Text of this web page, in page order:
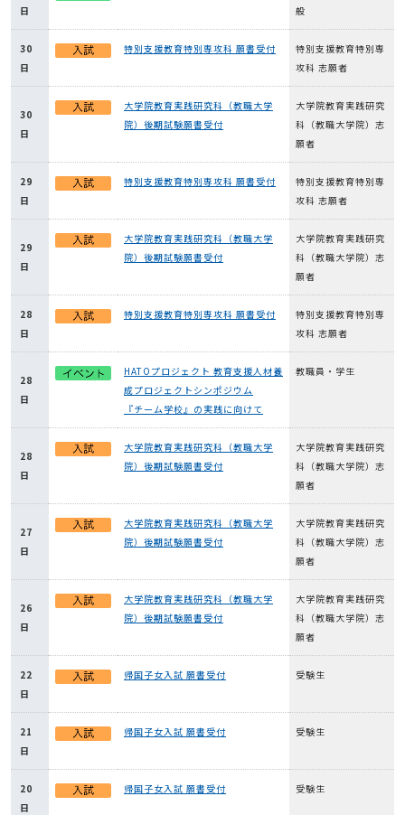
日 般
30
日
特別支援教育特別専攻科 願書受付
特別支援教育特別専
攻科 志願者
30
日
大学院教育実践研究科（教職大学
院）後期試験願書受付
大学院教育実践研究
科（教職大学院）志
願者
29
日
特別支援教育特別専攻科 願書受付
特別支援教育特別専
攻科 志願者
29
日
大学院教育実践研究科（教職大学
院）後期試験願書受付
大学院教育実践研究
科（教職大学院）志
願者
28
日
特別支援教育特別専攻科 願書受付
特別支援教育特別専
攻科 志願者
28
日
HATOプロジェクト 教育支援人材養
成プロジェクトシンポジウム
『チーム学校』の実践に向けて
教職員・学生
28
日
大学院教育実践研究科（教職大学
院）後期試験願書受付
大学院教育実践研究
科（教職大学院）志
願者
27
日
大学院教育実践研究科（教職大学
院）後期試験願書受付
大学院教育実践研究
科（教職大学院）志
願者
26
日
大学院教育実践研究科（教職大学
院）後期試験願書受付
大学院教育実践研究
科（教職大学院）志
願者
22
日
帰国子女入試 願書受付 受験生
21
日
帰国子女入試 願書受付 受験生
20
日
帰国子女入試 願書受付 受験生